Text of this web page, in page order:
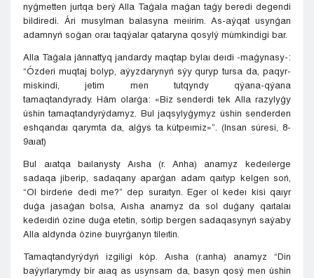
nyǵmetten jurtqa berý Alla Taǵala maǵan taǵy beredi degendi
bildiredi. Ári musylman balasyna meıirim. As-aýqat usynǵan
adamnyń soǵan oraı taqýalar qataryna qosylý múmkindigi bar.
Alla Taǵala jánnattyq jandardy maqtap bylaı deıdi -maǵynasy-:
“Ózderi muqtaj bolyp, aýyzdarynyń sýy quryp tursa da, paqyr-
miskindi, jetim men tutqyndy qýana-qýana
tamaqtandyrady. Hám olarǵa: «Biz senderdi tek Alla razylyǵy
úshin tamaqtandyrýdamyz. Bul jaqsylyǵymyz úshin senderden
eshqandaı qarymta da, alǵys ta kútpeımiz»”. (Insan súresi, 8-
9aıat)
Bul aıatqa baılanysty Aısha (r. Anha) anamyz kedeılerge
sadaqa jiberip, sadaqany aparǵan adam qaıtyp kelgen soń,
“Ol birdeńe dedi me?” dep suraıtyn. Eger ol kedeı kisi qaıyr
duǵa jasaǵan bolsa, Aısha anamyz da sol duǵany qaıtalaı
kedeıdiń ózine duǵa etetin, sóıtip bergen sadaqasynyń saýaby
Alla aldynda ózine buıyrǵanyn tileıtin.
Tamaqtandyrýdyń izgiligi kóp. Aısha (r.anha) anamyz “Din
baýyrlarymdy bir aıaq as usynsam da, basyn qosý men úshin